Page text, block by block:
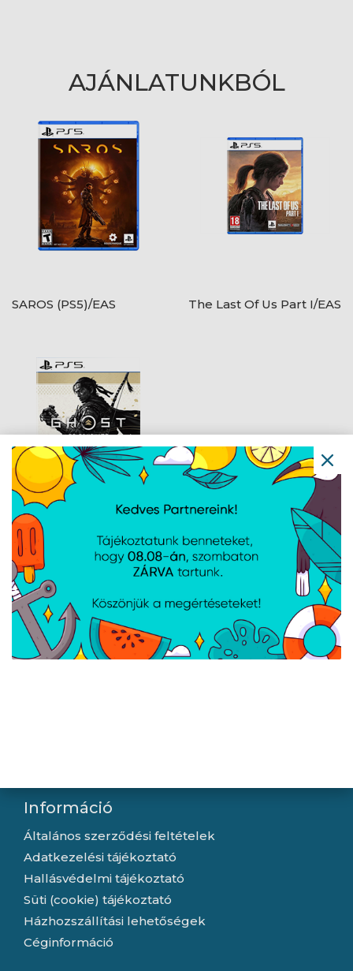
AJÁNLATUNKBÓL
SAROS (PS5)/EAS The Last Of Us Part I/EAS
Ghost Dir Cut -
Remaster (PS5)/EAS
Navigáció
Információ
Általános szerződési feltételek
Adatkezelési tájékoztató
Hallásvédelmi tájékoztató
Süti (cookie) tájékoztató
Házhozszállítási lehetőségek
Céginformáció